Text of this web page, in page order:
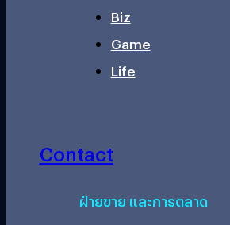
Biz
Game
Life
Contact
ฝ่ายขาย และการตลาด